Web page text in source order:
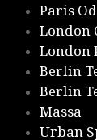
Paris
London
London
Berlin
Berlin
Massa
Urban